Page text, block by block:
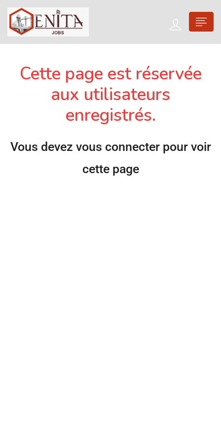
Cette page est réservée
aux utilisateurs
enregistrés.
Vous devez vous connecter pour voir
cette page